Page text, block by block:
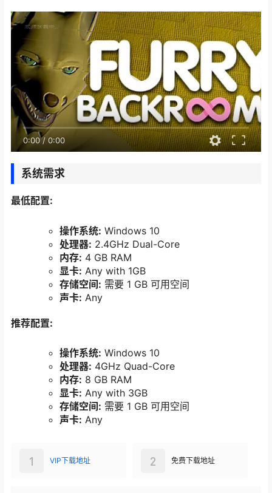
0:00/ 0:00
系统需求
最低配置:
操作系统: Windows 10
处理器: 2.4GHz Dual-Core
内存: 4 GB RAM
显卡: Any with 1GB
存储空间: 需要 1 GB 可用空间
声卡: Any
推荐配置:
操作系统: Windows 10
处理器: 4GHz Quad-Core
内存: 8 GB RAM
显卡: Any with 3GB
存储空间: 需要 1 GB 可用空间
声卡: Any
VIP下载地址
1 免费下载地址
2